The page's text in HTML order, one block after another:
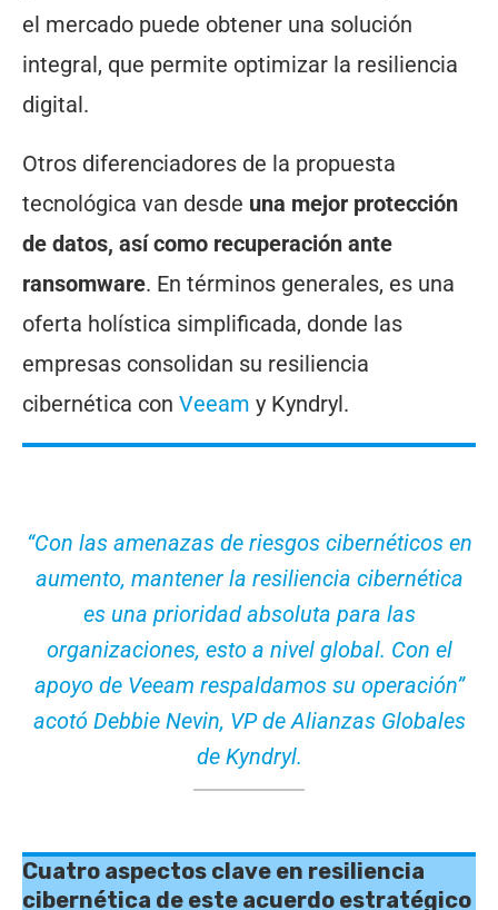
el mercado puede obtener una solución
integral, que permite optimizar la resiliencia
digital.
Otros diferenciadores de la propuesta
tecnológica van desde una mejor protección
de datos, así como recuperación ante
ransomware. En términos generales, es una
oferta holística simplificada, donde las
empresas consolidan su resiliencia
cibernética con Veeam y Kyndryl.
“Con las amenazas de riesgos cibernéticos en
aumento, mantener la resiliencia cibernética
es una prioridad absoluta para las
organizaciones, esto a nivel global. Con el
apoyo de Veeam respaldamos su operación”
acotó Debbie Nevin, VP de Alianzas Globales
de Kyndryl.
Cuatro aspectos clave en resiliencia
cibernética de este acuerdo estratégico